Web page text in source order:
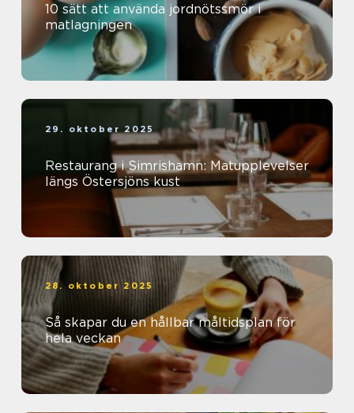
10 sätt att använda jordnötssmör i
matlagningen
29. oktober 2025
Restaurang i Simrishamn: Matupplevelser
längs Östersjöns kust
28. oktober 2025
Så skapar du en hållbar måltidsplan för
hela veckan